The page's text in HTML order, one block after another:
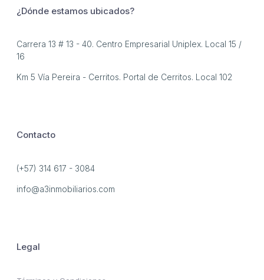
¿Dónde estamos ubicados?
Carrera 13 # 13 - 40. Centro Empresarial Uniplex. Local 15 /
16
Km 5 Vía Pereira - Cerritos. Portal de Cerritos. Local 102
Contacto
(+57) 314 617 - 3084
info@a3inmobiliarios.com
Legal